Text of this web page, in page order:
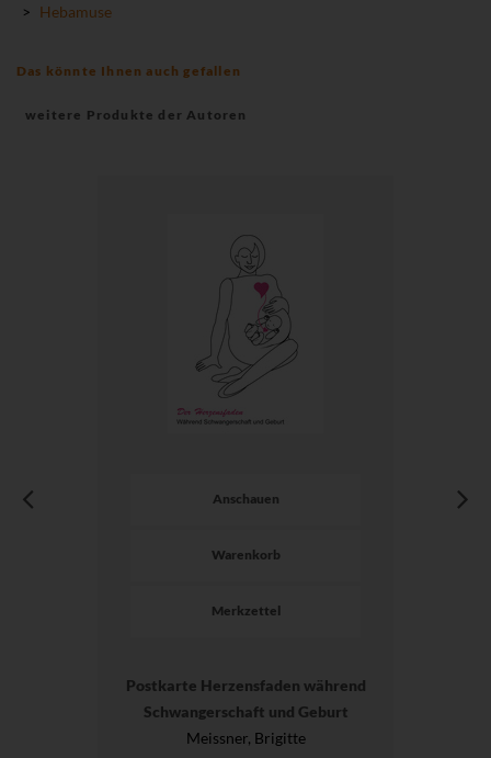
> Hebamuse
Das könnte Ihnen auch gefallen
weitere Produkte der Autoren
Anschauen
Warenkorb
Merkzettel
Postkarte Herzensfaden während
Schwangerschaft und Geburt
Meissner, Brigitte